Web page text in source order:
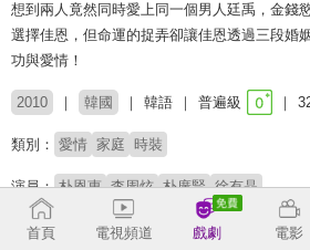
想到兩人竟然同時愛上同一個男人廷禹，金錢
選擇佳恩，但命運的捉弄卻讓佳恩透過三段婚
功與愛情！
2010 韓國 韓語 普遍級
類別： 愛情 家庭 時裝
演員： 朴恩惠 李周炫 朴廣賢 徐有晶
首頁 電視頻道 戲劇 電影